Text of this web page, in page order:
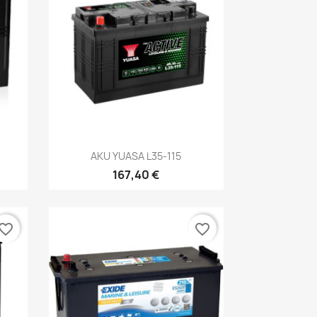
Kiirvaade
AKU YUASA L35-115
167,40 €
favorite_border